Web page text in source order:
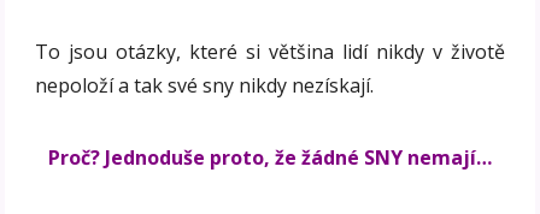
To jsou otázky, které si většina lidí nikdy v životě
nepoloží a tak své sny nikdy nezískají.
Proč? Jednoduše proto, že žádné SNY nemají…